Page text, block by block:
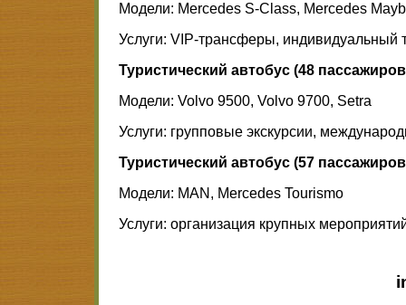
Модели: Mercedes S-Class, Mercedes
Услуги: VIP-трансферы, индивидуальный
Туристический автобус (48
Модели: Volvo 9500, Volvo 9700, Setra
Услуги: групповые экскурсии,
Туристический автобус (57
Модели: MAN, Mercedes Tourismo
Услуги: организация крупных